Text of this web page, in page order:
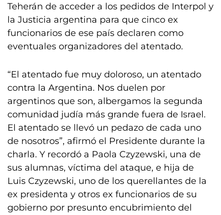
Teherán de acceder a los pedidos de Interpol y
la Justicia argentina para que cinco ex
funcionarios de ese país declaren como
eventuales organizadores del atentado.
“El atentado fue muy doloroso, un atentado
contra la Argentina. Nos duelen por
argentinos que son, albergamos la segunda
comunidad judía más grande fuera de Israel.
El atentado se llevó un pedazo de cada uno
de nosotros”, afirmó el Presidente durante la
charla. Y recordó a Paola Czyzewski, una de
sus alumnas, víctima del ataque, e hija de
Luis Czyzewski, uno de los querellantes de la
ex presidenta y otros ex funcionarios de su
gobierno por presunto encubrimiento del